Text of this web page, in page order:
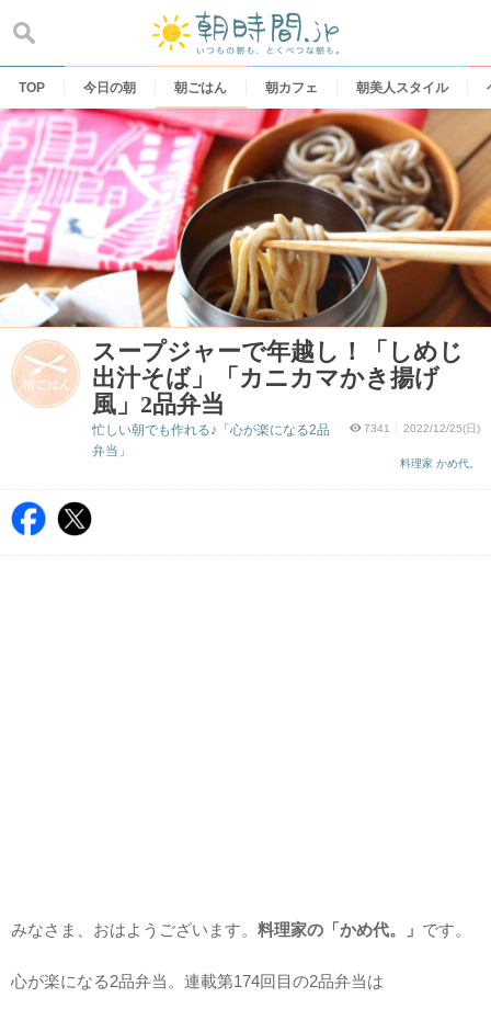
content
TOP 今日の朝 朝ごはん 朝カフェ 朝美人スタイル
スープジャーで年越し！「しめじ
出汁そば」「カニカマかき揚げ
風」2品弁当
7341 2022/12/25(日)
料理家 かめ代。
忙しい朝でも作れる♪「心が楽になる2品
弁当」
みなさま、おはようございます。 料理家の「かめ代。」 です。
心が楽になる2品弁当。連載第174回目の2品弁当は